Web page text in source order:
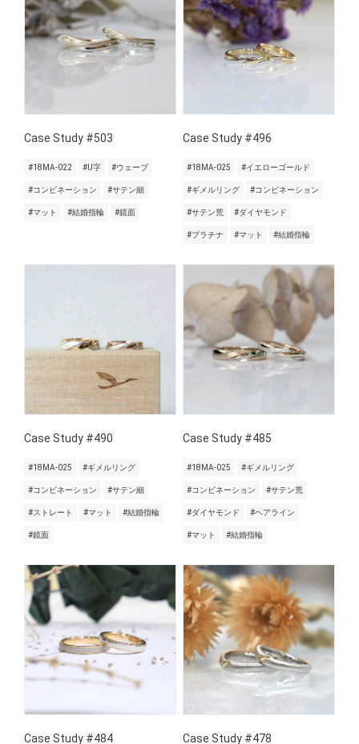
Case Study #503
#18MA-022 #U字 #ウェーブ
#コンビネーション #サテン細
#マット #結婚指輪 #鏡面
Case Study #496
#18MA-025 #イエローゴールド
#ギメルリング #コンビネーション
#サテン荒 #ダイヤモンド
#プラチナ #マット #結婚指輪
Case Study #490
#18MA-025 #ギメルリング
#コンビネーション #サテン細
#ストレート #マット #結婚指輪
#鏡面
Case Study #485
#18MA-025 #ギメルリング
#コンビネーション #サテン荒
#ダイヤモンド #ヘアライン
#マット #結婚指輪
Case Study #484 Case Study #478